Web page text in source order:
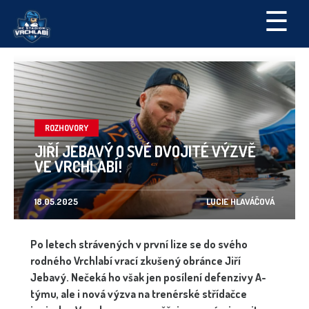
☰
ROZHOVORY
JIŘÍ JEBAVÝ O SVÉ DVOJITÉ VÝZVĚ
VE VRCHLABÍ!
18.05.2025 LUCIE HLAVÁČOVÁ
Po letech strávených v první lize se do svého
rodného Vrchlabí vrací zkušený obránce Jiří
Jebavý. Nečeká ho však jen posílení defenzivy A-
týmu, ale i nová výzva na trenérské střídačce